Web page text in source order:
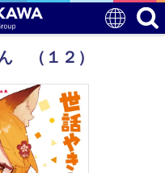
（１２）